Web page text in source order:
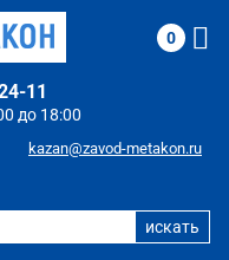
до 18:00
11
kazan@zavod-metakon.ru
0